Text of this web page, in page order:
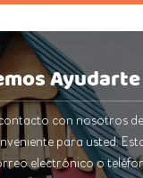
Ayudarte
con nosotros
para usted.
electrónico o